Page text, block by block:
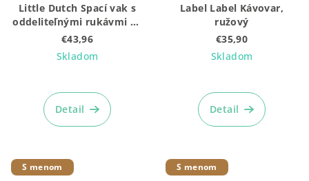
Little Dutch Spací vak s
oddeliteľnými rukávmi 90
cm Forest Adventure
€43,96
Skladom
Detail
Label Label Kávovar,
ružový
€35,90
Skladom
hodnotenie
produktu
Detail
S menom S menom